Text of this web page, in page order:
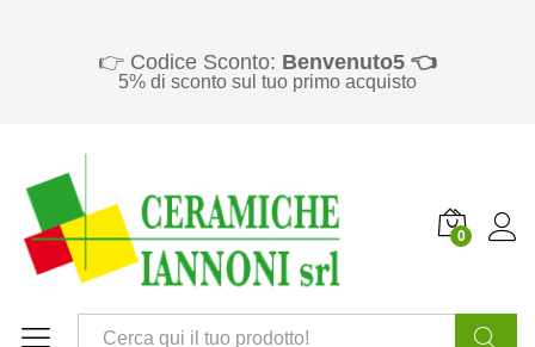
👉 Codice Sconto: Benvenuto5 👈
5% di sconto sul tuo primo acquisto
0